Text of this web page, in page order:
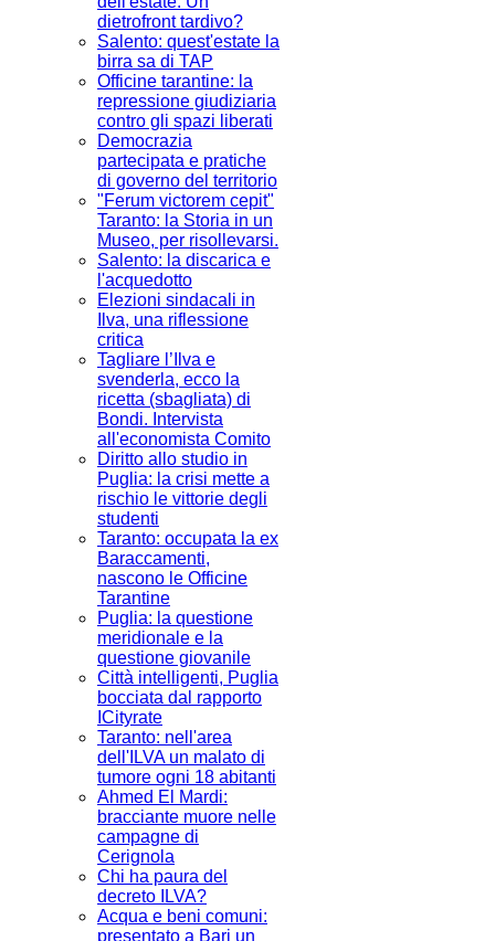
dietrofront tardivo?
Salento: quest'estate la
birra sa di TAP
Officine tarantine: la
repressione giudiziaria
contro gli spazi liberati
Democrazia
partecipata e pratiche
di governo del territorio
"Ferum victorem cepit"
Taranto: la Storia in un
Museo, per risollevarsi.
Salento: la discarica e
l'acquedotto
Elezioni sindacali in
Ilva, una riflessione
critica
Tagliare l’Ilva e
svenderla, ecco la
ricetta (sbagliata) di
Bondi. Intervista
all'economista Comito
Diritto allo studio in
Puglia: la crisi mette a
rischio le vittorie degli
studenti
Taranto: occupata la ex
Baraccamenti,
nascono le Officine
Tarantine
Puglia: la questione
meridionale e la
questione giovanile
Città intelligenti, Puglia
bocciata dal rapporto
ICityrate
Taranto: nell'area
dell'ILVA un malato di
tumore ogni 18 abitanti
Ahmed El Mardi:
bracciante muore nelle
campagne di
Cerignola
Chi ha paura del
decreto ILVA?
Acqua e beni comuni:
presentato a Bari un